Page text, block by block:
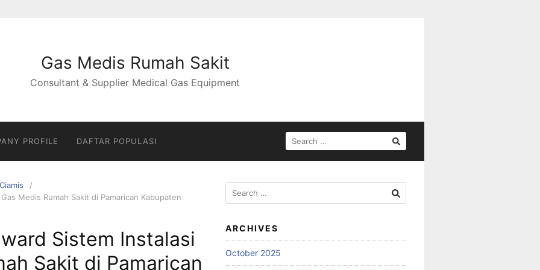
Gas Medis Rumah Sakit
Consultant & Supplier Medical Gas Equipment
PROFILE DAFTAR POPULASI
SEARCH
FOR:
Ciamis
Medis Rumah Sakit di Pamarican Kabupaten
Sistem Instalasi
Sakit di Pamarican
Search
for:
ARCHIVES
October 2025